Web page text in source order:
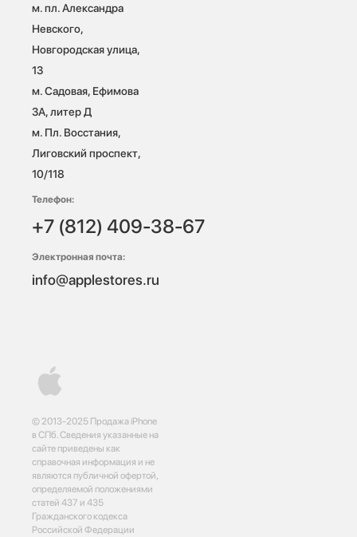
© 2013-2025 Продажа iPhone
в СПб. Сведения указанные на
сайте приведены как
справочная информация и не
являются публичной офертой,
определяемой положениями
статей 437 и 435
Гражданского кодекса
Российской Федерации
м. пл. Александра
Невского,
Новгородская улица,
13
м. Садовая, Ефимова
3А, литер Д
м. Пл. Восстания,
Лиговский проспект,
10/118
Телефон:
+7 (812) 409-38-67
Электронная почта:
info@applestores.ru